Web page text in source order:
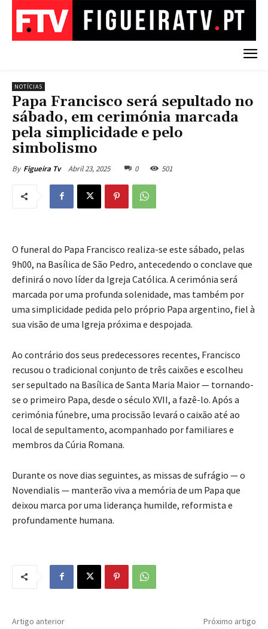
NOTÍCIAS
Papa Francisco será sepultado no
sábado, em cerimónia marcada
pela simplicidade e pelo
simbolismo
By Figueira Tv Abril 23, 2025 0 501
O funeral do Papa Francisco realiza-se este sábado, pelas
9h00, na Basílica de São Pedro, antecedendo o conclave que
definirá o novo líder da Igreja Católica. A cerimónia será
marcada por uma profunda solenidade, mas também por
uma simplicidade pedida pelo próprio Papa argentino, fiel à
sua visão de uma Igreja próxima e despojada.
Ao contrário dos seus predecessores recentes, Francisco
recusou o tradicional conjunto de três caixões e escolheu
ser sepultado na Basílica de Santa Maria Maior — tornando-
se o primeiro Papa, desde o século XVII, a fazê-lo. Após a
cerimónia fúnebre, uma procissão levará o caixão até ao
local de sepultamento, acompanhado por familiares e
membros da Cúria Romana.
Durante os nove dias seguintes, as missas de sufrágio — o
Novendialis — manterão viva a memória de um Papa que
deixou marca por uma liderança humilde, reformista e
profundamente humana.
Artigo anterior Próximo artigo